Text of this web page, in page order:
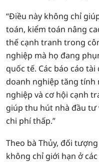
“Điều này không chỉ
toán, kiểm toán nâng
thế cạnh tranh trong
nghiệp mà họ đang
quốc tế. Các báo cáo
doanh nghiệp tăng tính
nghiệp và cơ hội cạnh
giúp thu hút nhà đầu tư
chi phí thấp.”
Theo bà Thủy, đối
không chỉ giới hạn ở